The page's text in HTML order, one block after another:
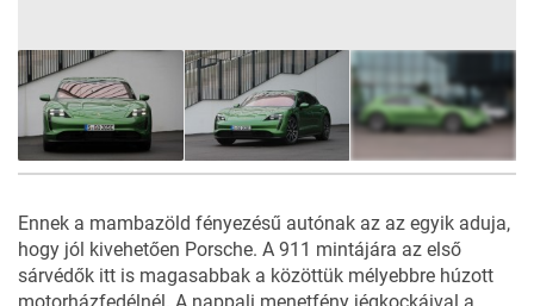
Ennek a mambazöld fényezésű autónak az az egyik aduja,
hogy jól kivehetően Porsche. A 911 mintájára az első
sárvédők itt is magasabbak a közöttük mélyebbre húzott